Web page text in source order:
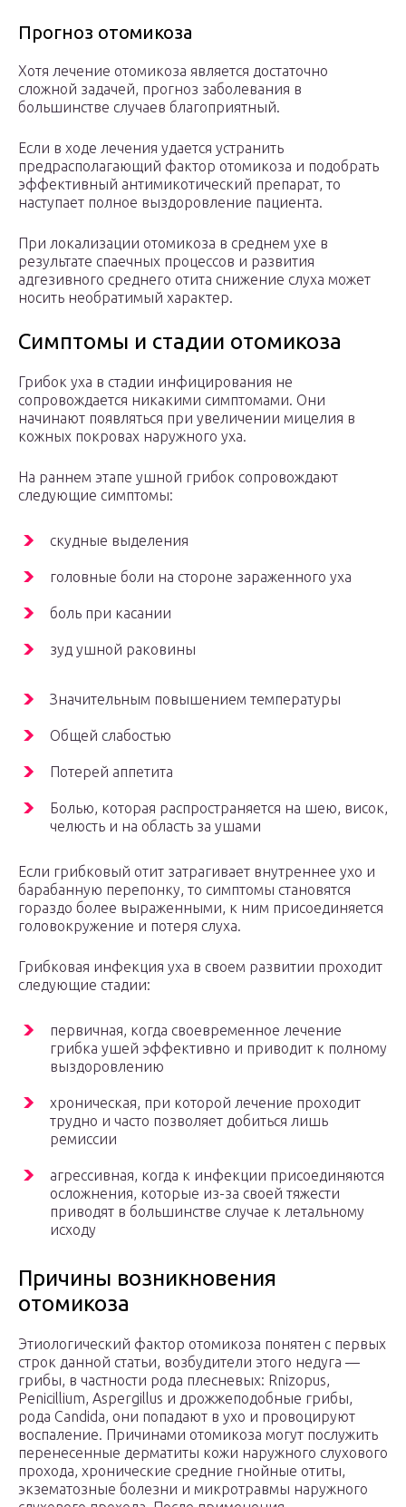
Прогноз отомикоза
Хотя лечение отомикоза является достаточно
сложной задачей, прогноз заболевания в
большинстве случаев благоприятный.
Если в ходе лечения удается устранить
предрасполагающий фактор отомикоза и подобрать
эффективный антимикотический препарат, то
наступает полное выздоровление пациента.
При локализации отомикоза в среднем ухе в
результате спаечных процессов и развития
адгезивного среднего отита снижение слуха может
носить необратимый характер.
Симптомы и стадии отомикоза
Грибок уха в стадии инфицирования не
сопровождается никакими симптомами. Они
начинают появляться при увеличении мицелия в
кожных покровах наружного уха.
На раннем этапе ушной грибок сопровождают
следующие симптомы:
скудные выделения
головные боли на стороне зараженного уха
боль при касании
зуд ушной раковины
Значительным повышением температуры
Общей слабостью
Потерей аппетита
Болью, которая распространяется на шею, висок,
челюсть и на область за ушами
Если грибковый отит затрагивает внутреннее ухо и
барабанную перепонку, то симптомы становятся
гораздо более выраженными, к ним присоединяется
головокружение и потеря слуха.
Грибковая инфекция уха в своем развитии проходит
следующие стадии:
первичная, когда своевременное лечение
грибка ушей эффективно и приводит к полному
выздоровлению
хроническая, при которой лечение проходит
трудно и часто позволяет добиться лишь
ремиссии
агрессивная, когда к инфекции присоединяются
осложнения, которые из-за своей тяжести
приводят в большинстве случае к летальному
исходу
Причины возникновения
отомикоза
Этиологический фактор отомикоза понятен с первых
строк данной статьи, возбудители этого недуга —
грибы, в частности рода плесневых: Rnizopus,
Penicillium, Aspergillus и дрожжеподобные грибы,
рода Candida, они попадают в ухо и провоцируют
воспаление. Причинами отомикоза могут послужить
перенесенные дерматиты кожи наружного слухового
прохода, хронические средние гнойные отиты,
экзематозные болезни и микротравмы наружного